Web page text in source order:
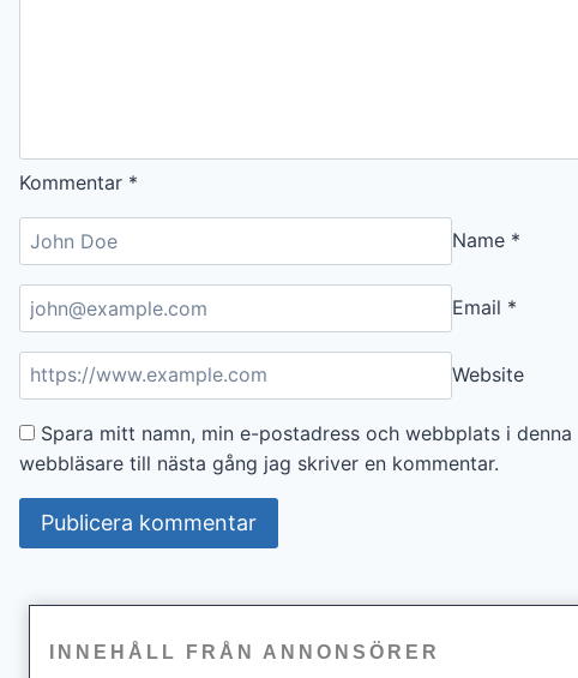
Kommentar *
Name *
Email *
Website
Spara mitt namn, min e-postadress och webbplats i denna
webbläsare till nästa gång jag skriver en kommentar.
INNEHÅLL FRÅN ANNONSÖRER